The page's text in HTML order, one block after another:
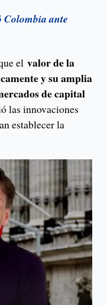
ante
el valor de la
y su amplia
de capital
las innovaciones
establecer la